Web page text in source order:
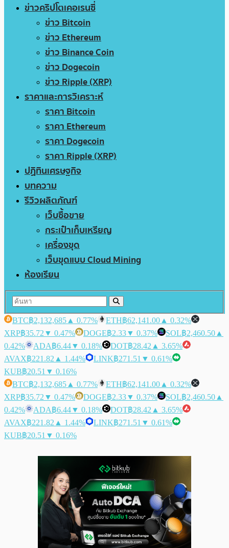
ข่าวคริปโตเคอเรนซี่
ข่าว Bitcoin
ข่าว Ethereum
ข่าว Binance Coin
ข่าว Dogecoin
ข่าว Ripple (XRP)
ราคาและการวิเคราะห์
ราคา Bitcoin
ราคา Ethereum
ราคา Dogecoin
ราคา Ripple (XRP)
ปฏิทินเศรษฐกิจ
บทความ
รีวิวผลิตภัณฑ์
เว็บซื้อขาย
กระเป๋าเก็บเหรียญ
เครื่องขุด
เว็บขุดแบบ Cloud Mining
ห้องเรียน
BTC฿2,132,685 ▲ 0.77% ETH฿62,141.00 ▲ 0.32%
XRP฿35.72 ▼ 0.47% DOGE฿2.33▼ 0.37% SOL฿2,460.50 ▲
0.42%
ADA฿6.44▼ 0.18% DOT฿28.42 ▲ 3.65%
AVAX฿221.82 ▲ 1.44% LINK฿271.51 ▼ 0.61%
KUB฿20.51 ▼ 0.16%
BTC฿2,132,685 ▲ 0.77% ETH฿62,141.00 ▲ 0.32%
XRP฿35.72 ▼ 0.47% DOGE฿2.33▼ 0.37% SOL฿2,460.50 ▲
0.42%
ADA฿6.44▼ 0.18% DOT฿28.42 ▲ 3.65%
AVAX฿221.82 ▲ 1.44% LINK฿271.51 ▼ 0.61%
KUB฿20.51 ▼ 0.16%